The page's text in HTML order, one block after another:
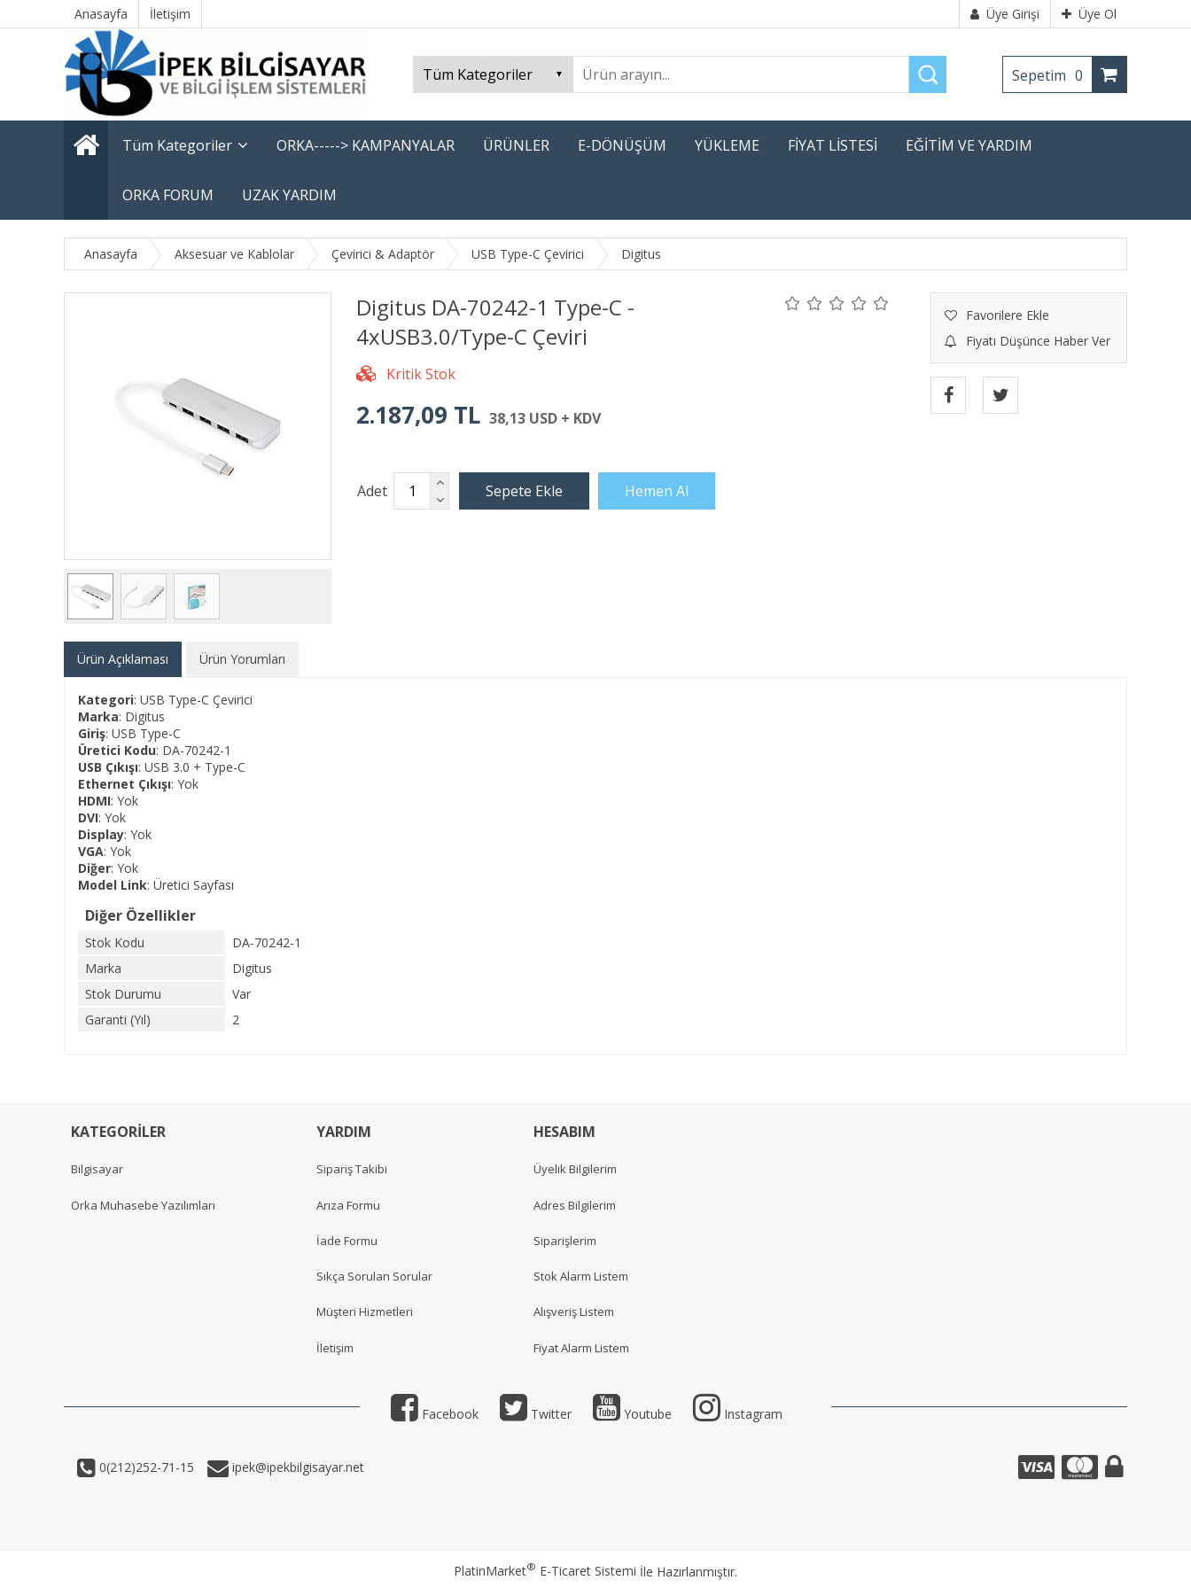
Anasayfa İletişim Üye Girişi Üye Ol
Sepetim 0
Tüm Kategoriler ORKA-----> KAMPANYALAR ÜRÜNLER E-DÖNÜŞÜM YÜKLEME FİYAT LİSTESİ EĞİTİM VE YARDIM
ORKA FORUM UZAK YARDIM
Anasayfa Aksesuar ve Kablolar Çevirici & Adaptör USB Type-C Çevirici Digitus
Digitus DA-70242-1 Type-C -
4xUSB3.0/Type-C Çeviri
Favorilere Ekle
Fiyatı Düşünce Haber Ver
2.187,09 TL 38,13 USD + KDV
Adet
Ürün Açıklaması Ürün Yorumları
Kategori: USB Type-C Çevirici
Marka: Digitus
Giriş: USB Type-C
Üretici Kodu: DA-70242-1
USB Çıkışı: USB 3.0 + Type-C
Ethernet Çıkışı: Yok
HDMI: Yok
DVI: Yok
Display: Yok
VGA: Yok
Diğer: Yok
Model Link: Üretici Sayfası
Diğer Özellikler
Stok Kodu
DA-70242-1
Marka
Digitus
Stok Durumu
Var
Garanti (Yıl)
2
KATEGORİLER
Bilgisayar
Orka Muhasebe Yazılımları
YARDIM
Sipariş Takibi
Arıza Formu
İade Formu
Sıkça Sorulan Sorular
Müşteri Hizmetleri
İletişim
HESABIM
Üyelik Bilgilerim
Adres Bilgilerim
Siparişlerim
Stok Alarm Listem
Alışveriş Listem
Fiyat Alarm Listem
Facebook Twitter Youtube Instagram
0(212)252-71-15 ipek@ipekbilgisayar.net
PlatinMarket® E-Ticaret Sistemi İle Hazırlanmıştır.